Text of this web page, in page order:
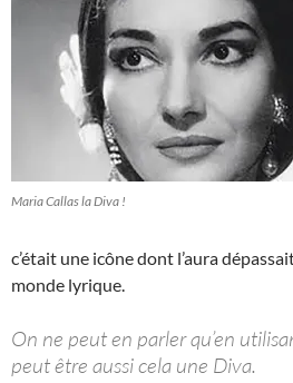
Maria Callas la Diva !
c’était une icône dont l’aura
monde lyrique.
On ne peut en parler qu’en
peut être aussi cela une Diva.